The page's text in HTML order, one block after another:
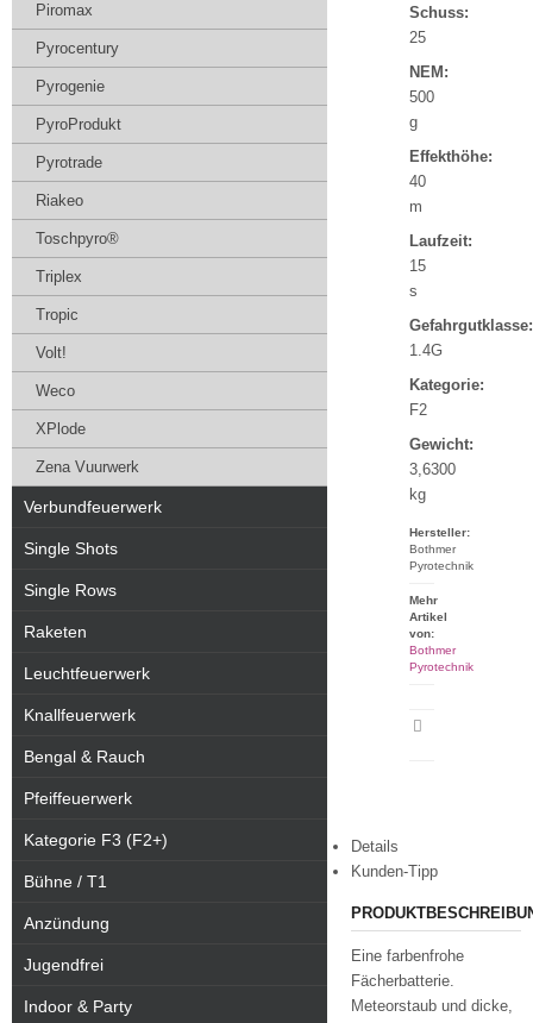
Schuss:
25
NEM:
500
g
Effekthöhe:
40
m
Laufzeit:
15
s
Gefahrgutklasse:
1.4G
Kategorie:
F2
Gewicht:
3,6300
kg
Hersteller:
Bothmer
Pyrotechnik
Mehr
Artikel
von:
Bothmer
Pyrotechnik
Details
Kunden-Tipp
Eine farbenfrohe
Fächerbatterie.
Meteorstaub und dicke,
Piromax
Pyrocentury
Pyrogenie
PyroProdukt
Pyrotrade
Riakeo
Toschpyro®
Triplex
Tropic
Volt!
Weco
XPlode
Zena Vuurwerk
Verbundfeuerwerk
Single Shots
Single Rows
Raketen
Leuchtfeuerwerk
Knallfeuerwerk
Bengal & Rauch
Pfeiffeuerwerk
Kategorie F3 (F2+)
Bühne / T1
Anzündung
Jugendfrei
Indoor & Party